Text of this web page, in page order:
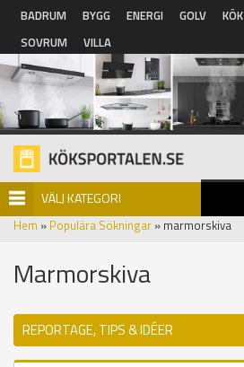
Hoppa till huvudinnehåll
BADRUM BYGG ENERGI GOLV KÖK
SOVRUM
VILLA
VÄLJ KATEGORI
Hem » Populära Sökningar » marmorskiva
Marmorskiva
REPORTAGE, TIPS & IDÉER